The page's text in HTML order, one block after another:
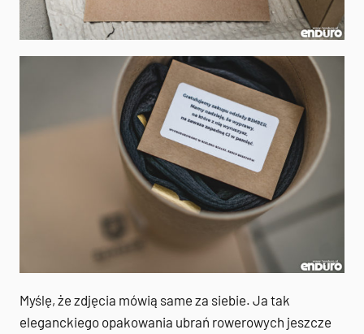
Myślę, że zdjęcia mówią same za siebie. Ja tak
eleganckiego opakowania ubrań rowerowych jeszcze